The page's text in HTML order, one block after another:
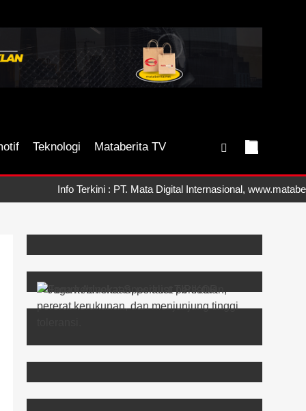
Teknologi Mataberita TV
Info Terkini : PT. Mata Digital Internasional,